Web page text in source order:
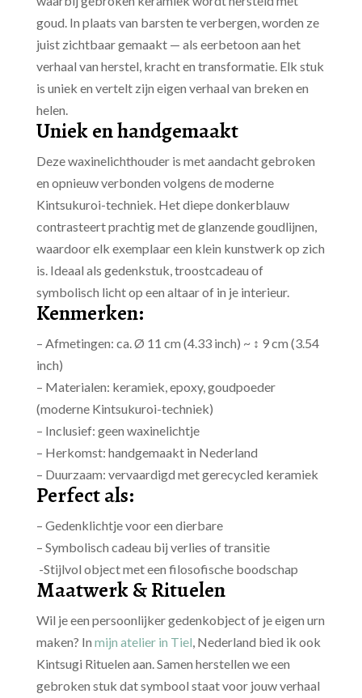
goud. In plaats van barsten te verbergen, worden ze
juist zichtbaar gemaakt — als eerbetoon aan het
verhaal van herstel, kracht en transformatie. Elk stuk
is uniek en vertelt zijn eigen verhaal van breken en
helen.
Uniek en handgemaakt
Deze waxinelichthouder is met aandacht gebroken
en opnieuw verbonden volgens de moderne
Kintsukuroi-techniek. Het diepe donkerblauw
contrasteert prachtig met de glanzende goudlijnen,
waardoor elk exemplaar een klein kunstwerk op zich
is. Ideaal als gedenkstuk, troostcadeau of
symbolisch licht op een altaar of in je interieur.
Kenmerken:
– Afmetingen: ca. Ø 11 cm (4.33 inch) ~ ↕ 9 cm (3.54
inch)
– Materialen: keramiek, epoxy, goudpoeder
(moderne Kintsukuroi-techniek)
– Inclusief: geen waxinelichtje
– Herkomst: handgemaakt in Nederland
– Duurzaam: vervaardigd met gerecycled keramiek
Perfect als:
– Gedenklichtje voor een dierbare
– Symbolisch cadeau bij verlies of transitie
-Stijlvol object met een filosofische boodschap
Maatwerk & Rituelen
Wil je een persoonlijker gedenkobject of je eigen urn
maken? In mijn atelier in Tiel, Nederland bied ik ook
Kintsugi Rituelen aan. Samen herstellen we een
gebroken stuk dat symbool staat voor jouw verhaal